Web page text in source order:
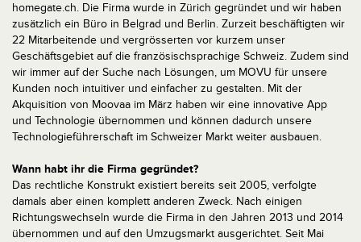
homegate.ch. Die Firma wurde in Zürich gegründet und wir haben
zusätzlich ein Büro in Belgrad und Berlin. Zurzeit beschäftigten wir
22 Mitarbeitende und vergrösserten vor kurzem unser
Geschäftsgebiet auf die französischsprachige Schweiz. Zudem sind
wir immer auf der Suche nach Lösungen, um MOVU für unsere
Kunden noch intuitiver und einfacher zu gestalten. Mit der
Akquisition von Moovaa im März haben wir eine innovative App
und Technologie übernommen und können dadurch unsere
Technologieführerschaft im Schweizer Markt weiter ausbauen.
Wann habt ihr die Firma gegründet?
Das rechtliche Konstrukt existiert bereits seit 2005, verfolgte
damals aber einen komplett anderen Zweck. Nach einigen
Richtungswechseln wurde die Firma in den Jahren 2013 und 2014
übernommen und auf den Umzugsmarkt ausgerichtet. Seit Mai